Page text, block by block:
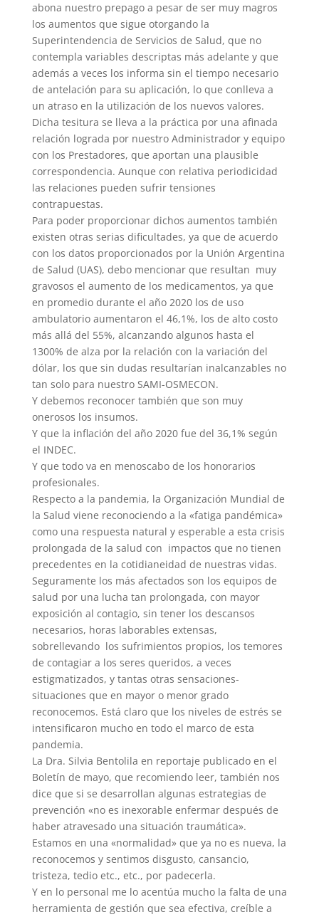
abona nuestro prepago a pesar de ser muy magros
los aumentos que sigue otorgando la
Superintendencia de Servicios de Salud, que no
contempla variables descriptas más adelante y que
además a veces los informa sin el tiempo necesario
de antelación para su aplicación, lo que conlleva a
un atraso en la utilización de los nuevos valores.
Dicha tesitura se lleva a la práctica por una afinada
relación lograda por nuestro Administrador y equipo
con los Prestadores, que aportan una plausible
correspondencia. Aunque con relativa periodicidad
las relaciones pueden sufrir tensiones
contrapuestas.
Para poder proporcionar dichos aumentos también
existen otras serias dificultades, ya que de acuerdo
con los datos proporcionados por la Unión Argentina
de Salud (UAS), debo mencionar que resultan muy
gravosos el aumento de los medicamentos, ya que
en promedio durante el año 2020 los de uso
ambulatorio aumentaron el 46,1%, los de alto costo
más allá del 55%, alcanzando algunos hasta el
1300% de alza por la relación con la variación del
dólar, los que sin dudas resultarían inalcanzables no
tan solo para nuestro SAMI-OSMECON.
Y debemos reconocer también que son muy
onerosos los insumos.
Y que la inflación del año 2020 fue del 36,1% según
el INDEC.
Y que todo va en menoscabo de los honorarios
profesionales.
Respecto a la pandemia, la Organización Mundial de
la Salud viene reconociendo a la «fatiga pandémica»
como una respuesta natural y esperable a esta crisis
prolongada de la salud con impactos que no tienen
precedentes en la cotidianeidad de nuestras vidas.
Seguramente los más afectados son los equipos de
salud por una lucha tan prolongada, con mayor
exposición al contagio, sin tener los descansos
necesarios, horas laborables extensas,
sobrellevando los sufrimientos propios, los temores
de contagiar a los seres queridos, a veces
estigmatizados, y tantas otras sensaciones-
situaciones que en mayor o menor grado
reconocemos. Está claro que los niveles de estrés se
intensificaron mucho en todo el marco de esta
pandemia.
La Dra. Silvia Bentolila en reportaje publicado en el
Boletín de mayo, que recomiendo leer, también nos
dice que si se desarrollan algunas estrategias de
prevención «no es inexorable enfermar después de
haber atravesado una situación traumática».
Estamos en una «normalidad» que ya no es nueva, la
reconocemos y sentimos disgusto, cansancio,
tristeza, tedio etc., etc., por padecerla.
Y en lo personal me lo acentúa mucho la falta de una
herramienta de gestión que sea efectiva, creíble a